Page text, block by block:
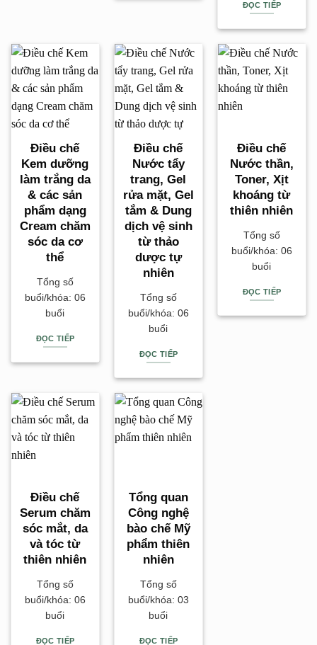
ĐỌC TIẾP
Điều chế
Kem dưỡng
làm trắng da
& các sản
phẩm dạng
Cream chăm
sóc da cơ
thể
Tổng số
buổi/khóa: 06
buổi
ĐỌC TIẾP
Điều chế
Nước tẩy
trang, Gel
rửa mặt, Gel
tắm & Dung
dịch vệ sinh
từ thảo
dược tự
nhiên
Tổng số
buổi/khóa: 06
buổi
ĐỌC TIẾP
Điều chế
Nước thần,
Toner, Xịt
khoáng từ
thiên nhiên
Tổng số
buổi/khóa: 06
buổi
ĐỌC TIẾP
Điều chế
Serum chăm
sóc mắt, da
và tóc từ
thiên nhiên
Tổng số
buổi/khóa: 06
buổi
ĐỌC TIẾP
Tổng quan
Công nghệ
bào chế Mỹ
phẩm thiên
nhiên
Tổng số
buổi/khóa: 03
buổi
ĐỌC TIẾP